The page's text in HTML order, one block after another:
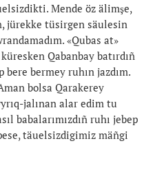
Mende öz älimşe,
jürekke tüsirgen säulesin
«Qubas at»
Qabanbay batırdıñ
bermey ruhın jazdım.
bolsa Qarakerey
jalınan alar edim tu
babalarımızdıñ ruhı jebep
täuelsizdigimiz mäñgi